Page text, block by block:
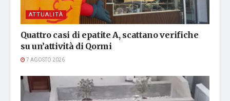
ATTUALITÀ
Quattro casi di epatite A, scattano verifiche
su un’attività di Qormi
7 AGOSTO 2026